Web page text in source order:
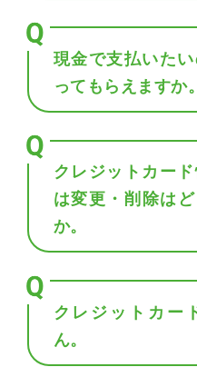
現金で支払いた
ってもらえますか。
クレジットカー
は変更・削除は
か。
クレジットカー
ん。